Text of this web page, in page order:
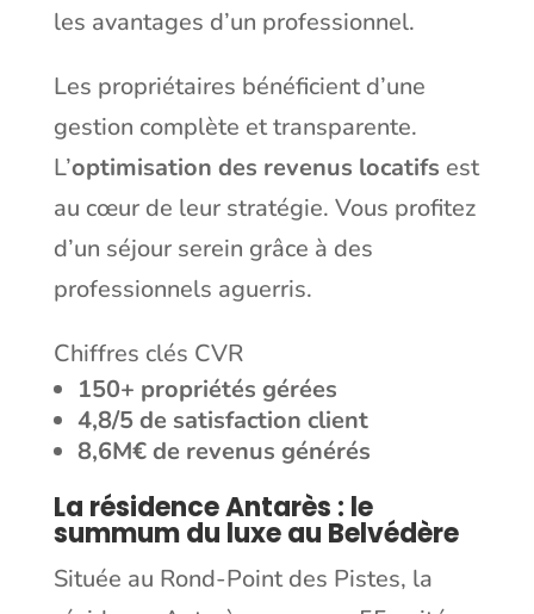
les avantages d’un professionnel.
Les propriétaires bénéficient d’une
gestion complète et transparente.
L’optimisation des revenus locatifs est
au cœur de leur stratégie. Vous profitez
d’un séjour serein grâce à des
professionnels aguerris.
Chiffres clés CVR
150+ propriétés gérées
4,8/5 de satisfaction client
8,6M€ de revenus générés
La résidence Antarès : le
summum du luxe au Belvédère
Située au Rond-Point des Pistes, la